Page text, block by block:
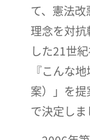
て、憲法
理念を対
した21世
『こんな
案）」を
で決定しま